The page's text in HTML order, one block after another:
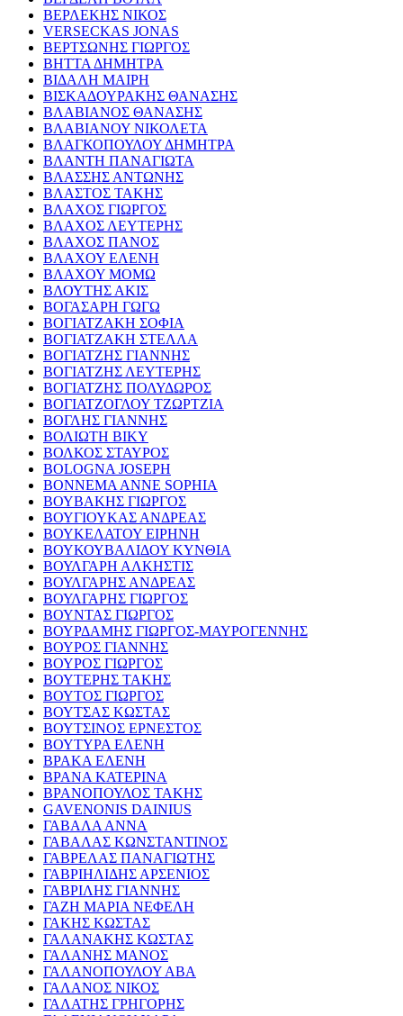
ΒΕΡΛΕΚΗΣ ΝΙΚΟΣ
VERSECKAS JONAS
ΒΕΡΤΣΩΝΗΣ ΓΙΩΡΓΟΣ
ΒΗΤΤΑ ΔΗΜΗΤΡΑ
ΒΙΔΑΛΗ ΜΑΙΡΗ
ΒΙΣΚΑΔΟΥΡΑΚΗΣ ΘΑΝΑΣΗΣ
ΒΛΑΒΙΑΝΟΣ ΘΑΝΑΣΗΣ
ΒΛΑΒΙΑΝΟΥ ΝΙΚΟΛΕΤΑ
ΒΛΑΓΚΟΠΟΥΛΟΥ ΔΗΜΗΤΡΑ
ΒΛΑΝΤΗ ΠΑΝΑΓΙΩΤΑ
ΒΛΑΣΣΗΣ ΑΝΤΩΝΗΣ
ΒΛΑΣΤΟΣ ΤΑΚΗΣ
ΒΛΑΧΟΣ ΓΙΩΡΓΟΣ
ΒΛΑΧΟΣ ΛΕΥΤΕΡΗΣ
ΒΛΑΧΟΣ ΠΑΝΟΣ
ΒΛΑΧΟΥ ΕΛΕΝΗ
ΒΛΑΧΟΥ ΜΟΜΩ
ΒΛΟΥΤΗΣ ΑΚΙΣ
ΒΟΓΑΣΑΡΗ ΓΩΓΩ
ΒΟΓΙΑΤΖΑΚΗ ΣΟΦΙΑ
ΒΟΓΙΑΤΖΑΚΗ ΣΤΕΛΛΑ
ΒΟΓΙΑΤΖΗΣ ΓΙΑΝΝΗΣ
ΒΟΓΙΑΤΖΗΣ ΛΕΥΤΕΡΗΣ
ΒΟΓΙΑΤΖΗΣ ΠΟΛΥΔΩΡΟΣ
ΒΟΓΙΑΤΖΟΓΛΟΥ ΤΖΩΡΤΖΙΑ
ΒΟΓΛΗΣ ΓΙΑΝΝΗΣ
ΒΟΛΙΩΤΗ ΒΙΚΥ
ΒΟΛΚΟΣ ΣΤΑΥΡΟΣ
BOLOGNA JOSEPH
BONNEMA ANNE SOPHIA
ΒΟΥΒΑΚΗΣ ΓΙΩΡΓΟΣ
ΒΟΥΓΙΟΥΚΑΣ ΑΝΔΡΕΑΣ
ΒΟΥΚΕΛΑΤΟΥ ΕΙΡΗΝΗ
ΒΟΥΚΟΥΒΑΛΙΔΟΥ ΚΥΝΘΙΑ
ΒΟΥΛΓΑΡΗ ΑΛΚΗΣΤΙΣ
ΒΟΥΛΓΑΡΗΣ ΑΝΔΡΕΑΣ
ΒΟΥΛΓΑΡΗΣ ΓΙΩΡΓΟΣ
ΒΟΥΝΤΑΣ ΓΙΩΡΓΟΣ
ΒΟΥΡΔΑΜΗΣ ΓΙΩΡΓΟΣ-ΜΑΥΡΟΓΕΝΝΗΣ
ΒΟΥΡΟΣ ΓΙΑΝΝΗΣ
ΒΟΥΡΟΣ ΓΙΩΡΓΟΣ
ΒΟΥΤΕΡΗΣ ΤΑΚΗΣ
ΒΟΥΤΟΣ ΓΙΩΡΓΟΣ
ΒΟΥΤΣΑΣ ΚΩΣΤΑΣ
ΒΟΥΤΣΙΝΟΣ ΕΡΝΕΣΤΟΣ
ΒΟΥΤΥΡΑ ΕΛΕΝΗ
ΒΡΑΚΑ ΕΛΕΝΗ
ΒΡΑΝΑ ΚΑΤΕΡΙΝΑ
ΒΡΑΝΟΠΟΥΛΟΣ ΤΑΚΗΣ
GAVENONIS DAINIUS
ΓΑΒΑΛΑ ΑΝΝΑ
ΓΑΒΑΛΑΣ ΚΩΝΣΤΑΝΤΙΝΟΣ
ΓΑΒΡΕΛΑΣ ΠΑΝΑΓΙΩΤΗΣ
ΓΑΒΡΙΗΛΙΔΗΣ ΑΡΣΕΝΙΟΣ
ΓΑΒΡΙΛΗΣ ΓΙΑΝΝΗΣ
ΓΑΖΗ ΜΑΡΙΑ ΝΕΦΕΛΗ
ΓΑΚΗΣ ΚΩΣΤΑΣ
ΓΑΛΑΝΑΚΗΣ ΚΩΣΤΑΣ
ΓΑΛΑΝΗΣ ΜΑΝΟΣ
ΓΑΛΑΝΟΠΟΥΛΟΥ ΑΒΑ
ΓΑΛΑΝΟΣ ΝΙΚΟΣ
ΓΑΛΑΤΗΣ ΓΡΗΓΟΡΗΣ